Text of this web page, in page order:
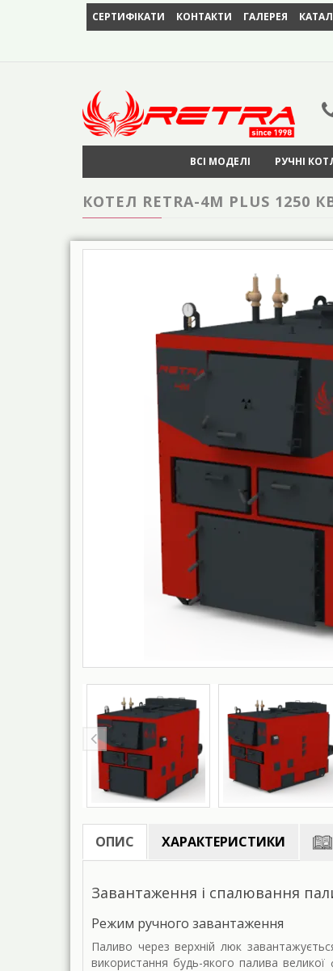
СЕРТИФІКАТИ КОНТАКТИ ГАЛЕРЕЯ
ВСІ МОДЕЛІ РУЧНІ
КОТЕЛ RETRA-4М PLUS 1250
ОПИС ХАРАКТЕРИСТИКИ
Завантаження і спалювання
Режим ручного завантаження
Паливо через верхній люк
використання будь-якого палива